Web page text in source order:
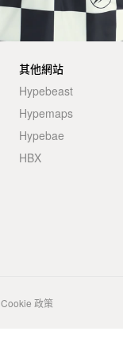
其他網站
Hypebeast
Hypemaps
Hypebae
HBX
Cookie 政策